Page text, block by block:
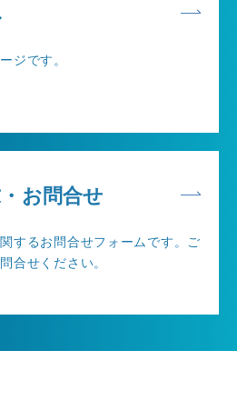
ジです。
お問合せ
するお問合せフォームです。ご
合せください。